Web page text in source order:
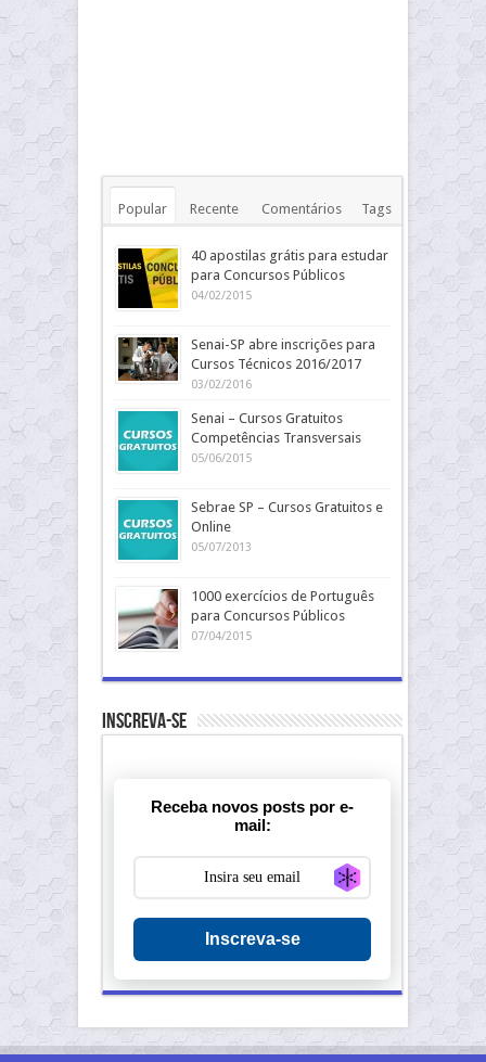
Popular Recente Comentários Tags
40 apostilas grátis para estudar
para Concursos Públicos
04/02/2015
Senai-SP abre inscrições para
Cursos Técnicos 2016/2017
03/02/2016
Senai – Cursos Gratuitos
Competências Transversais
05/06/2015
Sebrae SP – Cursos Gratuitos e
Online
05/07/2013
1000 exercícios de Português
para Concursos Públicos
07/04/2015
Inscreva-se
Receba novos posts por e-
mail:
Inscreva-se